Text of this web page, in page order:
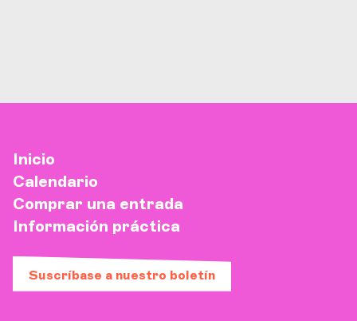
Inicio
Calendario
Comprar una entrada
Información práctica
Suscríbase a nuestro boletín